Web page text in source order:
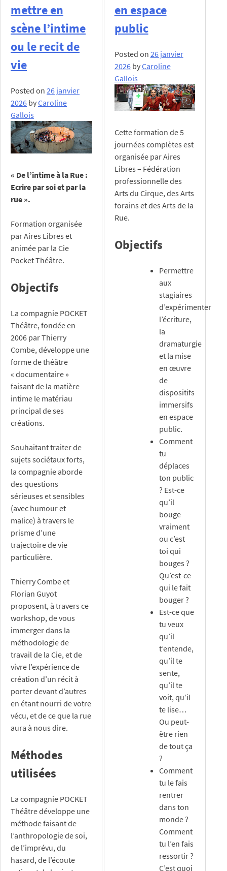
mettre en
scène l’intime
ou le recit de
vie
Posted on 26 janvier
2026 byCaroline
Gallois
« De l’intime à la Rue :
Ecrire par soi et par la
rue ».
Formation organisée
par Aires Libres et
animée par la Cie
Pocket Théâtre.
Objectifs
La compagnie POCKET
Théâtre, fondée en
2006 par Thierry
Combe, développe une
forme de théâtre
« documentaire »
faisant de la matière
intime le matériau
principal de ses
créations.
Souhaitant traiter de
sujets sociétaux forts,
la compagnie aborde
des questions
sérieuses et sensibles
(avec humour et
malice) à travers le
prisme d’une
trajectoire de vie
particulière.
Thierry Combe et
Florian Guyot
proposent, à travers ce
workshop, de vous
immerger dans la
méthodologie de
travail de la Cie, et de
vivre l’expérience de
création d’un récit à
porter devant d’autres
en étant nourri de votre
vécu, et de ce que la rue
aura à nous dire.
Méthodes
utilisées
La compagnie POCKET
Théâtre développe une
méthode faisant de
l’anthropologie de soi,
de l’imprévu, du
hasard, de l’écoute
en espace
public
Posted on 26 janvier
2026byCaroline
Gallois
Cette formation de 5
journées complètes est
organisée par Aires
Libres – Fédération
professionnelle des
Arts du Cirque, des Arts
forains et des Arts de la
Rue.
Objectifs
Permettre
aux
stagiaires
d’expérimenter
l’écriture,
la
dramaturgie
et la mise
en œuvre
de
dispositifs
immersifs
en espace
public.
Comment
tu
déplaces
ton public
? Est-ce
qu’il
bouge
vraiment
ou c’est
toi qui
bouges ?
Qu’est-ce
qui le fait
bouger ?
Est-ce que
tu veux
qu’il
t’entende,
qu’il te
sente,
qu’il te
voit, qu’il
te lise…
Ou peut-
être rien
de tout ça
?
Comment
tu le fais
rentrer
dans ton
monde ?
Comment
tu l’en fais
ressortir ?
C’est quoi